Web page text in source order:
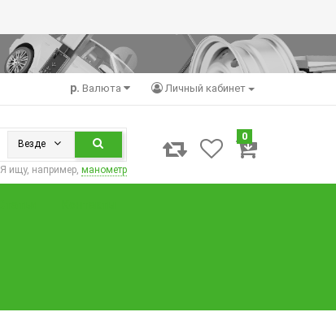
Личный кабинет
р. Валюта
Везде
Я ищу, например,манометр
0